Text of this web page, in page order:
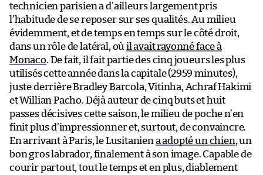
technicien parisien a d’ailleurs largement pris
l’habitude de se reposer sur ses qualités. Au milieu
évidemment, et de temps en temps sur le côté droit,
dans un rôle de latéral, où il avait rayonné face à
Monaco. De fait, il fait partie des cinq joueurs les plus
utilisés cette année dans la capitale (2959 minutes),
juste derrière Bradley Barcola, Vitinha, Achraf Hakimi
et Willian Pacho. Déjà auteur de cinq buts et huit
passes décisives cette saison, le milieu de poche n’en
finit plus d’impressionner et, surtout, de convaincre.
En arrivant à Paris, le Lusitanien a adopté un chien, un
bon gros labrador, finalement à son image. Capable de
courir partout, tout le temps et en plus, diablement